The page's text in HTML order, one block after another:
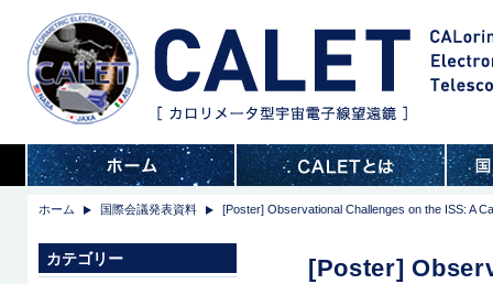
ホーム 国際会議発表資料 [Poster] Observational Challenges on the ISS: A
[Poster]
カテゴリー